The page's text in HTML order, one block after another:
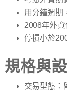
用分鐘週期
2008年外
停損小於
規格與
交易型態：